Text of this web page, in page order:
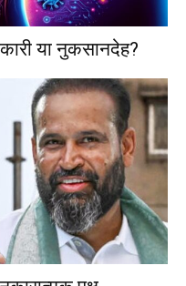
या नुकसानदेह?